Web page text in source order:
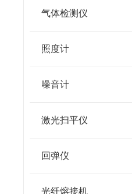
气体检测仪
照度计
噪音计
激光扫平仪
回弹仪
光纤熔接机